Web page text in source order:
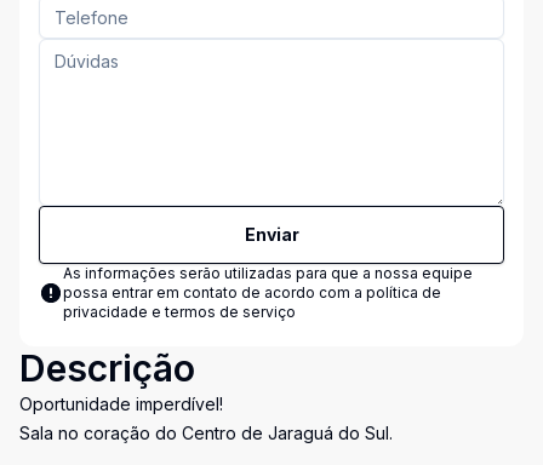
Enviar
As informações serão utilizadas para que a nossa equipe
possa entrar em contato de acordo com a política de
privacidade e termos de serviço
Descrição
Oportunidade imperdível!
Sala no coração do Centro de Jaraguá do Sul.